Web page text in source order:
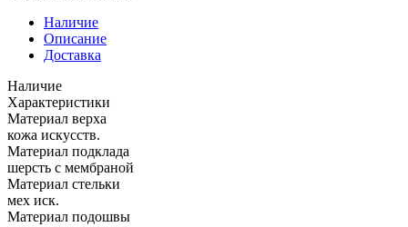
Наличие
Описание
Доставка
Наличие
Характеристики
Материал верха
кожа искусств.
Материал подклада
шерсть с мембраной
Материал стельки
мех иск.
Материал подошвы